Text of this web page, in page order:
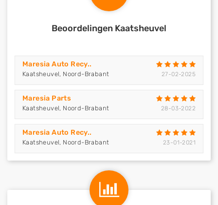
Beoordelingen Kaatsheuvel
Maresia Auto Recy..
Kaatsheuvel, Noord-Brabant 27-02-2025
Maresia Parts
Kaatsheuvel, Noord-Brabant 28-03-2022
Maresia Auto Recy..
Kaatsheuvel, Noord-Brabant 23-01-2021